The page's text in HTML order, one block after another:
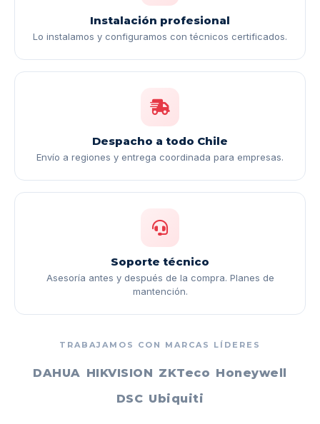
Instalación profesional
Lo instalamos y configuramos con técnicos certificados.
Despacho a todo Chile
Envío a regiones y entrega coordinada para empresas.
Soporte técnico
Asesoría antes y después de la compra. Planes de
mantención.
TRABAJAMOS CON MARCAS LÍDERES
DAHUA HIKVISION ZKTeco Honeywell
DSC Ubiquiti